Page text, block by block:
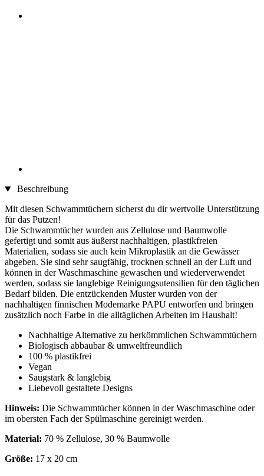
Beschreibung
Mit diesen Schwammtüchern sicherst du dir wertvolle Unterstützung
für das Putzen!
Die Schwammtücher wurden aus Zellulose und Baumwolle
gefertigt und somit aus äußerst nachhaltigen, plastikfreien
Materialien, sodass sie auch kein Mikroplastik an die Gewässer
abgeben. Sie sind sehr saugfähig, trocknen schnell an der Luft und
können in der Waschmaschine gewaschen und wiederverwendet
werden, sodass sie langlebige Reinigungsutensilien für den täglichen
Bedarf bilden. Die entzückenden Muster wurden von der
nachhaltigen finnischen Modemarke PAPU entworfen und bringen
zusätzlich noch Farbe in die alltäglichen Arbeiten im Haushalt!
Nachhaltige Alternative zu herkömmlichen Schwammtüchern
Biologisch abbaubar & umweltfreundlich
100 % plastikfrei
Vegan
Saugstark & langlebig
Liebevoll gestaltete Designs
Hinweis: Die Schwammtücher können in der Waschmaschine oder
im obersten Fach der Spülmaschine gereinigt werden.
Material: 70 % Zellulose, 30 % Baumwolle
Größe: 17 x 20 cm